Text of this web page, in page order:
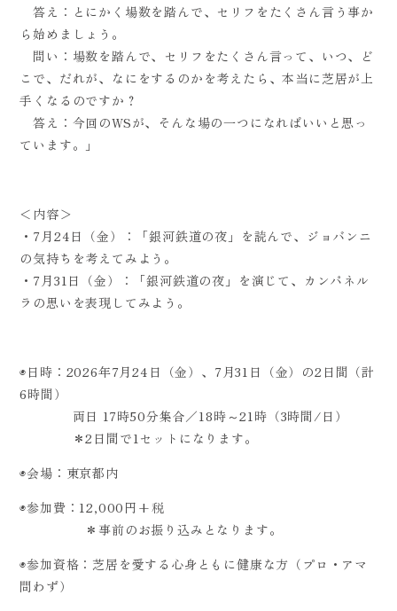
答え：とにかく場数を踏んで、セリフをたくさん言う事か
ら始めましょう。
問い：場数を踏んで、セリフをたくさん言って、いつ、ど
こで、だれが、なにをするのかを考えたら、本当に芝居が上
手くなるのですか？
答え：今回のWSが、そんな場の一つになればいいと思っ
ています。」
＜内容＞
・7月24日（金）：「銀河鉄道の夜」を読んで、ジョバンニ
の気持ちを考えてみよう。
・7月31日（金）：「銀河鉄道の夜」を演じて、カンパネル
ラの思いを表現してみよう。
◉日時：2026年7月24日（金）、7月31日（金）の2日間（計
6時間）
両日 17時50分集合／18時～21時（3時間/日）
＊2日間で1セットになります。
◉会場：東京都内
◉参加費：12,000円+税
＊事前のお振り込みとなります。
◉参加資格：芝居を愛する心身ともに健康な方（プロ・アマ
問わず）